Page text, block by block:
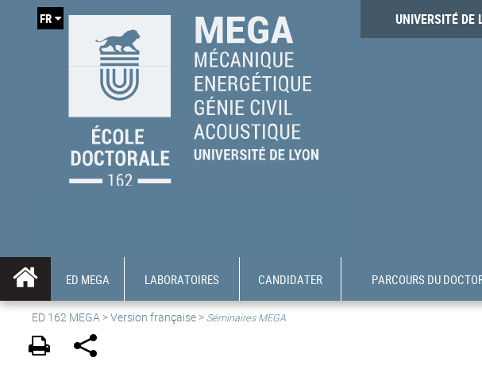
UNIVERSITÉ DE
FR
ED MEGA LABORATOIRES CANDIDATER PARCOURS DU
ED 162 MEGA >Version française > Séminaires MEGA